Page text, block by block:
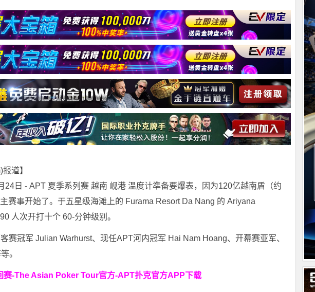
)报道】
日 - APT 夏季系列赛 越南 岘港 温度计準备要爆表，因为120亿越南盾（约
赛事开始了。于五星级海滩上的 Furama Resort Da Nang 的 Ariyana
人次开打十个 60-分钟级别。
赛冠军 Julian Warhurst、现任APT河内冠军 Hai Nam Hoang、开幕赛亚军、
。
赛-The Asian Poker Tour官方-APT扑克官方APP下载